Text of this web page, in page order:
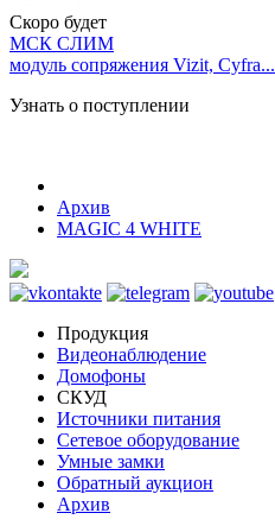
Скоро будет
МСК СЛИМ
модуль сопряжения Vizit, Cyfra...
Узнать о поступлении
Архив
MAGIC 4 WHITE
Продукция
Видеонаблюдение
Домофоны
СКУД
Источники питания
Сетевое оборудование
Умные замки
Обратный аукцион
Архив